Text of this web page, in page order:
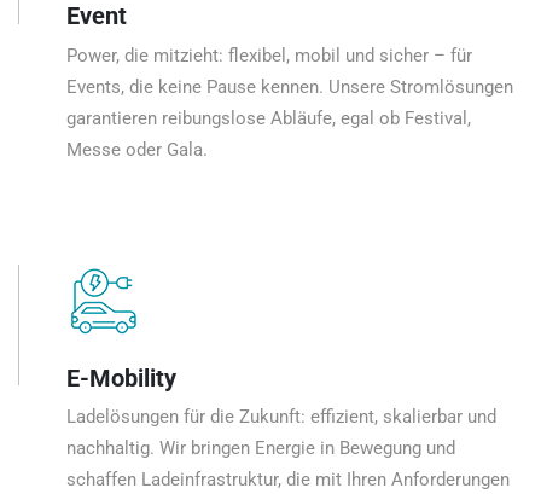
Event
Power, die mitzieht: flexibel, mobil und sicher – für
Events, die keine Pause kennen. Unsere Stromlösungen
garantieren reibungslose Abläufe, egal ob Festival,
Messe oder Gala.
E-Mobility
Ladelösungen für die Zukunft: effizient, skalierbar und
nachhaltig. Wir bringen Energie in Bewegung und
schaffen Ladeinfrastruktur, die mit Ihren Anforderungen